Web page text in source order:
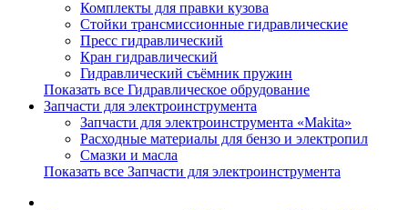
Комплекты для правки кузова
Стойки трансмиссионные гидравлические
Пресс гидравлический
Кран гидравлический
Гидравлический съёмник пружин
Показать все Гидравлическое обрудование
Запчасти для электроинструмента
Запчасти для электроинструмента «Makita»
Расходные материалы для бензо и электропил
Смазки и масла
Показать все Запчасти для электроинструмента